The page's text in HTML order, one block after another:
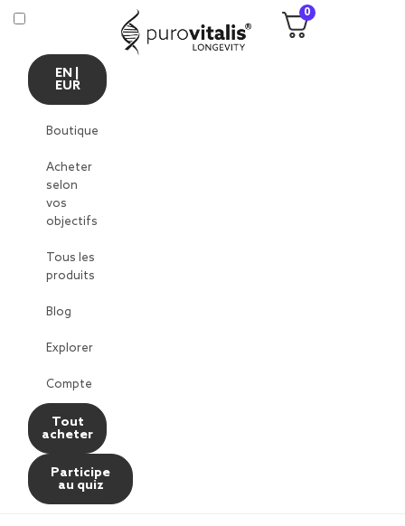
EN |
EUR
Boutique
Acheter
selon
vos
objectifs
Tous les
produits
Blog
Explorer
Compte
Tout
acheter
Participe
au quiz
0